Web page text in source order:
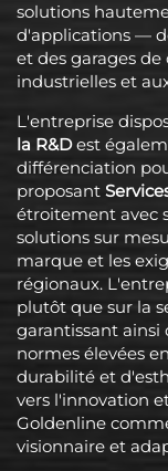
solutions
d'applications —
et des garages
industrielles et
L'entreprise
la R&Dest
différenciation
proposant
étroitement avec
solutions sur
marque et les
régionaux.
plutôt que sur la
garantissant
normes élevées
durabilité et
vers l'innovation
Goldenline
visionnaire et